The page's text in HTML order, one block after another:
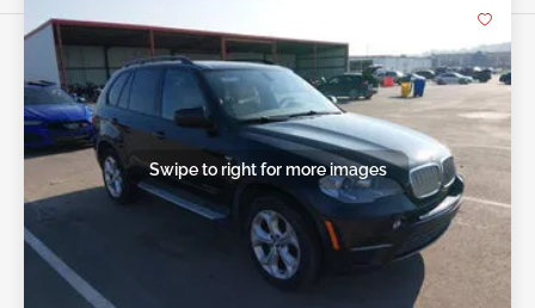
Swipe to right for more images